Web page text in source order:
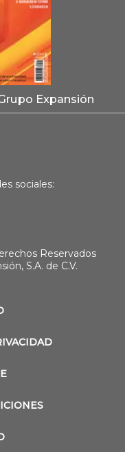
Expansión
sociales:
Reservados
S.A. de C.V.